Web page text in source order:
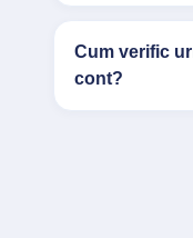
Cum verific
cont?